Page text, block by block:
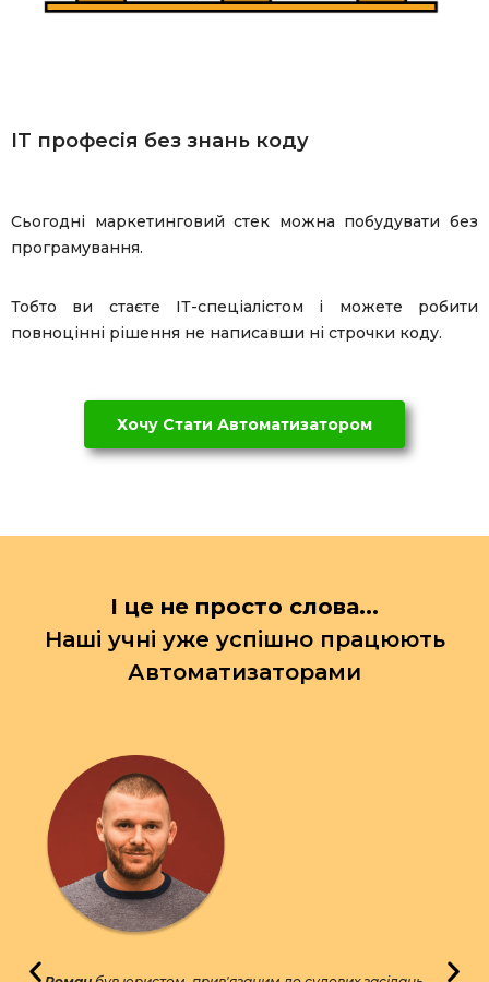
IT професія без знань коду
Сьогодні маркетинговий стек можна побудувати без
програмування.
Тобто ви стаєте ІТ-спеціалістом і можете робити
повноцінні рішення не написавши ні строчки коду.
Хочу Стати Автоматизатором
І це не просто слова...
Наші учні уже успішно працюють
Автоматизаторами